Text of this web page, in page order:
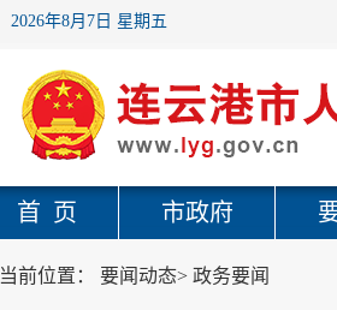
2026年8月7日 星期五
首 页 市政府
当前位置： 要闻动态> 政务要闻